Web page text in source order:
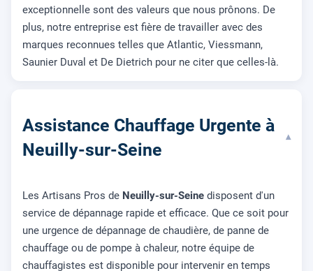
exceptionnelle sont des valeurs que nous prônons. De
plus, notre entreprise est fière de travailler avec des
marques reconnues telles que Atlantic, Viessmann,
Saunier Duval et De Dietrich pour ne citer que celles-là.
Assistance Chauffage Urgente à
Neuilly-sur-Seine
▾
Les Artisans Pros de Neuilly-sur-Seine disposent d'un
service de dépannage rapide et efficace. Que ce soit pour
une urgence de dépannage de chaudière, de panne de
chauffage ou de pompe à chaleur, notre équipe de
chauffagistes est disponible pour intervenir en temps